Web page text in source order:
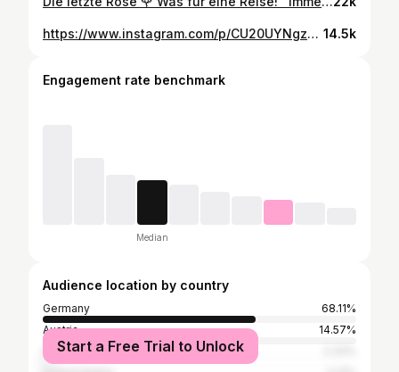
https://www.instagram.com/p/CU20UYNgzn9/ 14.5k
Engagement rate benchmark
Median
Audience location by country
Germany
68.11%
Austria
14.57%
Spain
Start a Free Trial to Unlock